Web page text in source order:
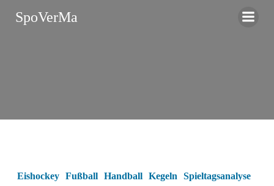
SpoVerMa
Eishockey Fußball Handball Kegeln Spieltagsanalyse